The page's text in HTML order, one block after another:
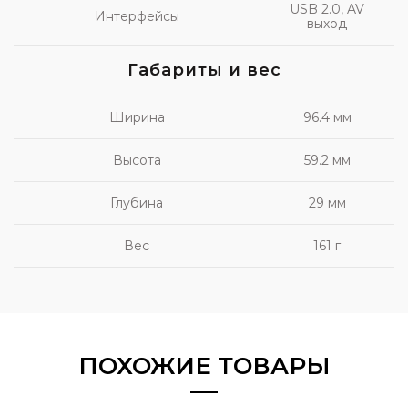
Интерфейсы
USB 2.0, AV
выход
Габариты и вес
Ширина 96.4 мм
Высота 59.2 мм
Глубина 29 мм
Вес 161 г
ПОХОЖИЕ ТОВАРЫ